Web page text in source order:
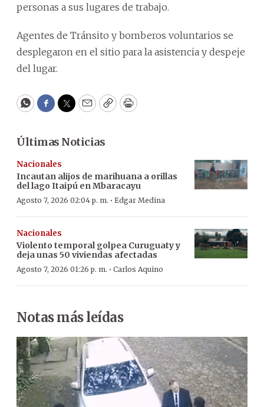
personas a sus lugares de trabajo.
Agentes de Tránsito y bomberos voluntarios se
desplegaron en el sitio para la asistencia y despeje
del lugar.
WhatsApp
Facebook
Twitter
EmailCopyPrint
Últimas Noticias
Nacionales
Incautan alijos de marihuana a orillas
del lago Itaipú en Mbaracayu
Agosto 7, 2026 02:04 p. m. · Edgar Medina
Nacionales
Violento temporal golpea Curuguaty y
deja unas 50 viviendas afectadas
Agosto 7, 2026 01:26 p. m. · Carlos Aquino
Notas más leídas